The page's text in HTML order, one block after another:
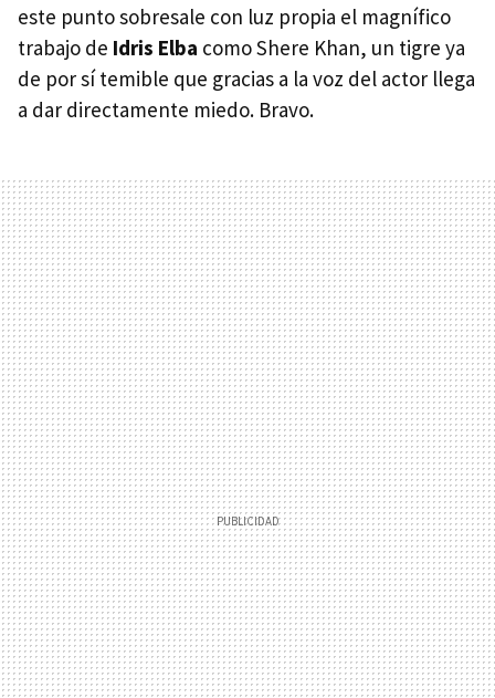
este punto sobresale con luz propia el magnífico
trabajo de Idris Elba como Shere Khan, un tigre ya
de por sí temible que gracias a la voz del actor llega
a dar directamente miedo. Bravo.